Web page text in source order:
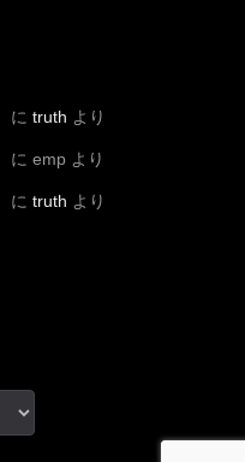
に truth より
に emp より
に truth より